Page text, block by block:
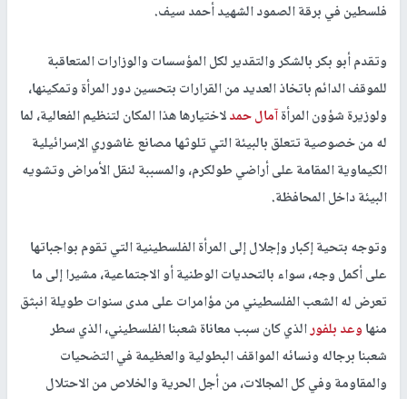
فلسطين في برقة الصمود الشهيد أحمد سيف.
وتقدم أبو بكر بالشكر والتقدير لكل المؤسسات والوزارات المتعاقبة
للموقف الدائم باتخاذ العديد من القرارات بتحسين دور المرأة وتمكينها،
ولوزيرة شؤون المرأةآمال حمدلاختيارها هذا المكان لتنظيم الفعالية، لما
له من خصوصية تتعلق بالبيئة التي تلوثها مصانع غاشوري الإسرائيلية
الكيماوية المقامة على أراضي طولكرم، والمسببة لنقل الأمراض وتشويه
البيئة داخل المحافظة.
وتوجه بتحية إكبار وإجلال إلى المرأة الفلسطينية التي تقوم بواجباتها
على أكمل وجه، سواء بالتحديات الوطنية أو الاجتماعية، مشيرا إلى ما
تعرض له الشعب الفلسطيني من مؤامرات على مدى سنوات طويلة انبثق
منهاوعد بلفورالذي كان سبب معاناة شعبنا الفلسطيني، الذي سطر
شعبنا برجاله ونسائه المواقف البطولية والعظيمة في التضحيات
والمقاومة وفي كل المجالات، من أجل الحرية والخلاص من الاحتلال